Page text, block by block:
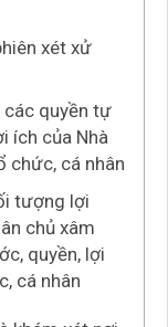
xét xử
các quyền tự
ích của Nhà
chức, cá nhân
tượng lợi
chủ xâm
quyền, lợi
cá nhân